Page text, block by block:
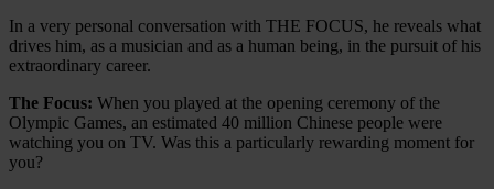
In a very personal conversation with THE FOCUS, he reveals what
drives him, as a musician and as a human being, in the pursuit of his
extraordinary career.
The Focus: When you played at the opening ceremony of the
Olympic Games, an estimated 40 million Chinese people were
watching you on TV. Was this a particularly rewarding moment for
you?